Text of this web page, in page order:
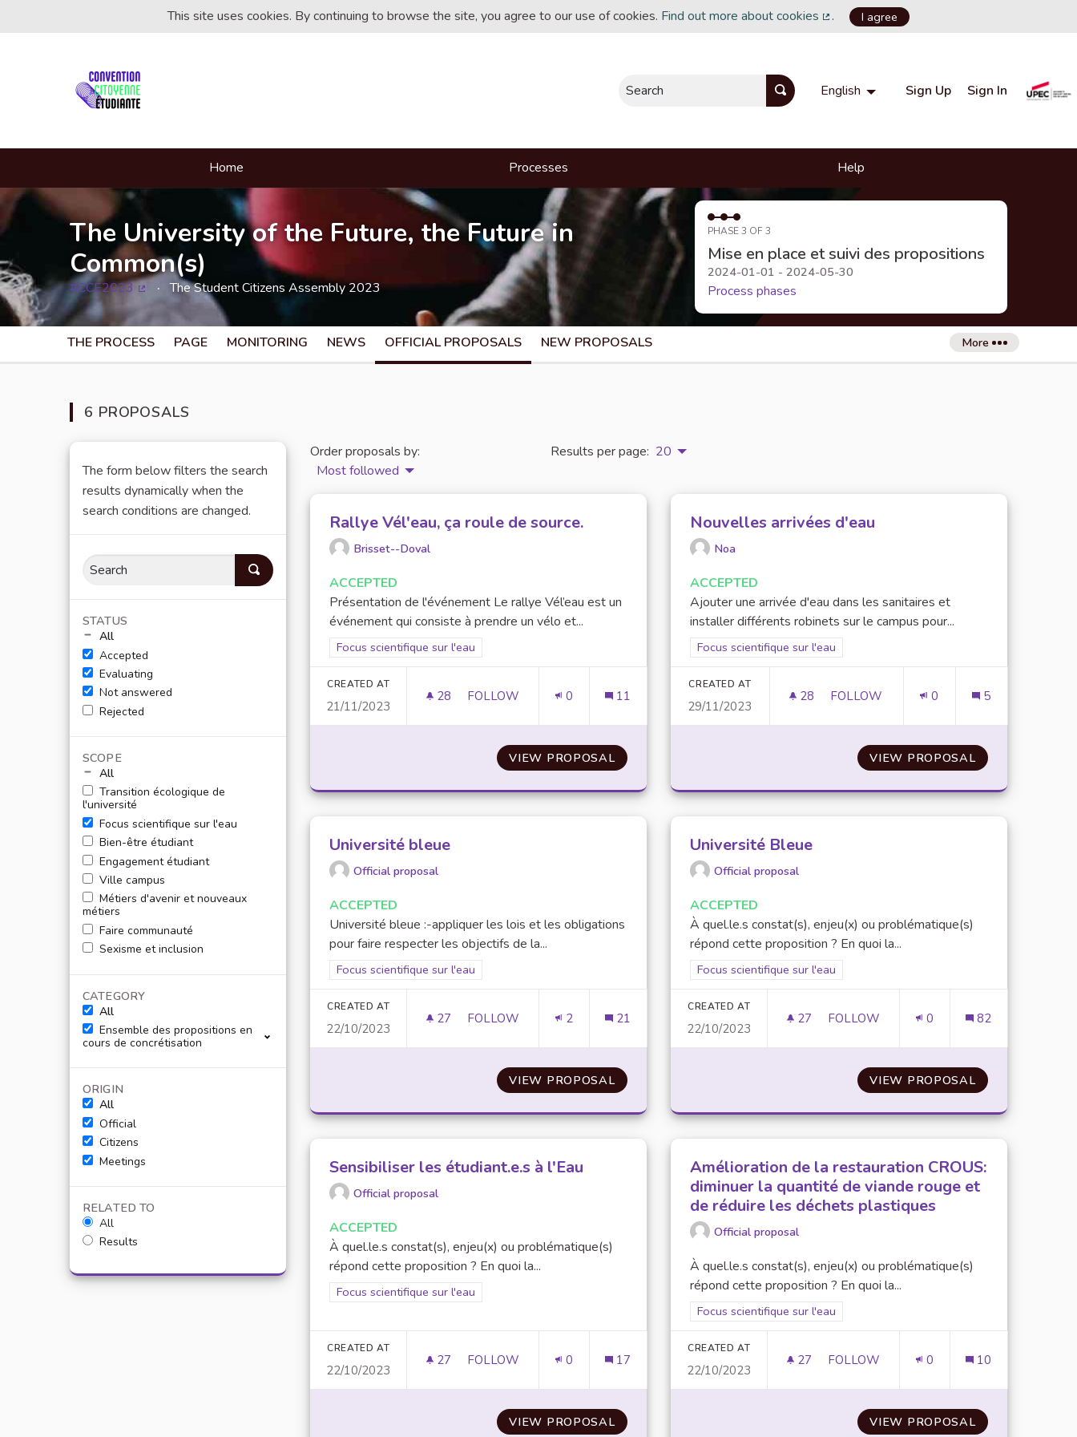
This site uses cookies. By continuing to browse the site, you agree to our use of cookies. Find out more about cookies
(External link)
. I agree
Search English Choisir la langue Choose language
Sign Up Sign In
Home Processes Help
The University of the Future, the Future in
Common(s)
#CCE2023
(External link)
The Student Citizens Assembly 2023
PHASE 3 OF 3
Mise en place et suivi des propositions
2024-01-01 - 2024-05-30
Process phases
THE PROCESS PAGE MONITORING NEWS OFFICIAL PROPOSALS NEW PROPOSALS More
6 PROPOSALS
The form below filters the search
results dynamically when the
search conditions are changed.
STATUS
All
Accepted
Evaluating
Not answered
Rejected
SCOPE
All
Transition écologique de
l'université
Focus scientifique sur l'eau
Bien-être étudiant
Engagement étudiant
Ville campus
Métiers d'avenir et nouveaux
métiers
Faire communauté
Sexisme et inclusion
CATEGORY
All
Ensemble des propositions en
cours de concrétisation
ORIGIN
All
Official
Citizens
Meetings
RELATED TO
All
Results
Order proposals by:
Most followed
Results per page: 20
Rallye Vél'eau, ça roule de source.
Brisset--Doval
ACCEPTED
Présentation de l'événement Le rallye Vél’eau est un
événement qui consiste à prendre un vélo et...
Filter results for scope: Focus scientifique sur l'eau
Focus scientifique sur l'eau
CREATED AT
21/11/2023
28 28 FOLLOWERS
FOLLOW
RALLYE VÉL'EAU, ÇA ROULE DE SOURCE.
0 11
VIEW PROPOSALRALLYE VÉL'EAU, ÇA ROULE DE SOURCE.
Nouvelles arrivées d'eau
Noa
ACCEPTED
Ajouter une arrivée d'eau dans les sanitaires et
installer différents robinets sur le campus pour...
Filter results for scope: Focus scientifique sur l'eau
Focus scientifique sur l'eau
CREATED AT
29/11/2023
28 28 FOLLOWERS
FOLLOW 0 5
VIEW PROPOSALNOUVELLES
Université bleue
Official proposal
ACCEPTED
Université bleue :-appliquer les lois et les obligations
pour faire respecter les objectifs de la...
Filter results for scope: Focus scientifique sur l'eau
Focus scientifique sur l'eau
CREATED AT
22/10/2023
27 27 FOLLOWERS
FOLLOW 2 21
VIEW PROPOSALUNIVERSITÉ BLEUE
Université Bleue
Official proposal
ACCEPTED
À quel.le.s constat(s), enjeu(x) ou problématique(s)
répond cette proposition ? En quoi la...
Filter results for scope: Focus scientifique sur l'eau
Focus scientifique sur l'eau
CREATED AT
22/10/2023
27 27 FOLLOWERS
FOLLOW 0 82
VIEW PROPOSALUNIVERSITÉ
Sensibiliser les étudiant.e.s à l'Eau
Official proposal
ACCEPTED
À quel.le.s constat(s), enjeu(x) ou problématique(s)
répond cette proposition ? En quoi la...
Filter results for scope: Focus scientifique sur l'eau
Focus scientifique sur l'eau
CREATED AT
22/10/2023
27 27 FOLLOWERS
FOLLOW
SENSIBILISER LES ÉTUDIANT.E.S À L'EAU
0 17
VIEW PROPOSALSENSIBILISER LES ÉTUDIANT.E.S À L'EAU
Amélioration de la restauration CROUS:
diminuer la quantité de viande rouge et
de réduire les déchets plastiques
Official proposal
À quel.le.s constat(s), enjeu(x) ou problématique(s)
répond cette proposition ? En quoi la...
Filter results for scope: Focus scientifique sur l'eau
Focus scientifique sur l'eau
CREATED AT
22/10/2023
27 27 FOLLOWERS
FOLLOW 0 10
VIEW PROPOSALAMÉLIORATION